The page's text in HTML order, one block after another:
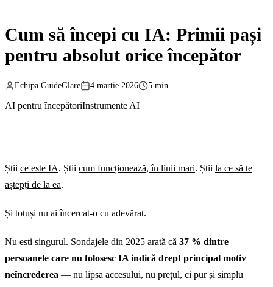
Cum să începi cu IA: Primii pași
pentru absolut orice începător
Echipa GuideGlare 4 martie 2026 5 min
AI pentru începătoriInstrumente AI
Știi ce este IA. Știi cum funcționează, în linii mari. Știi la ce să te
aștepți de la ea.
Și totuși nu ai încercat-o cu adevărat.
Nu ești singurul. Sondajele din 2025 arată că 37 % dintre
persoanele care nu folosesc IA indică drept principal motiv
neîncrederea — nu lipsa accesului, nu prețul, ci pur și simplu